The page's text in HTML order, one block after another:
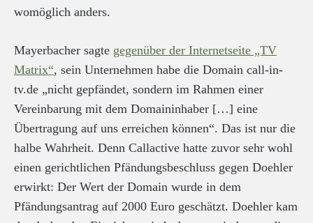
womöglich anders.
Mayerbacher sagte gegenüber der Internetseite „TV
Matrix“, sein Unternehmen habe die Domain call-in-
tv.de „nicht gepfändet, sondern im Rahmen einer
Vereinbarung mit dem Domaininhaber […] eine
Übertragung auf uns erreichen können“. Das ist nur die
halbe Wahrheit. Denn Callactive hatte zuvor sehr wohl
einen gerichtlichen Pfändungsbeschluss gegen Doehler
erwirkt: Der Wert der Domain wurde in dem
Pfändungsantrag auf 2000 Euro geschätzt. Doehler kam